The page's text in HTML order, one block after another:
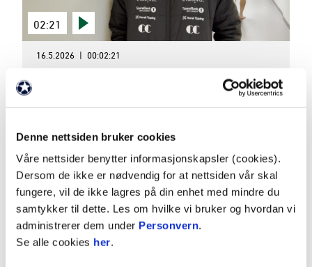
Denne nettsiden bruker cookies
Våre nettsider benytter informasjonskapsler (cookies).
Dersom de ikke er nødvendig for at nettsiden vår skal
fungere, vil de ikke lagres på din enhet med mindre du
samtykker til dette. Les om hvilke vi bruker og hvordan vi
administrerer dem under Personvern.
Se alle cookies her.
02:21
16.5.2026 | 00:02:21
Martin Gjone var skuffet etter kampen mot FFK
03:10